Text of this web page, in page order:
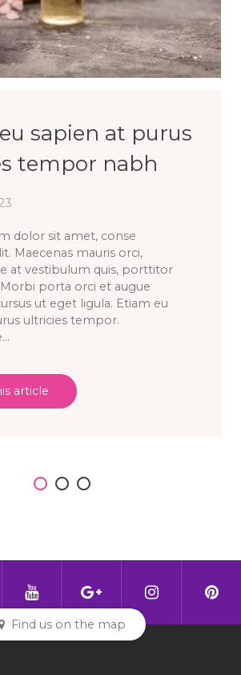
sapien at purus
tempor nabh
dolor sit amet, conse
Maecenas mauris orci,
at vestibulum quis, porttitor
porta orci et augue
ut eget ligula. Etiam eu
ultricies tempor.
article
Find us on the map